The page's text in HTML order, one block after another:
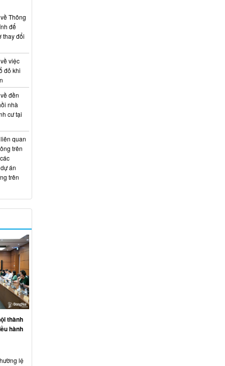
Thông
để
thay đổi
việc
đỏ khi
đền
nhà
cư tại
quan
trên
án
trên
thành
hành
lệ